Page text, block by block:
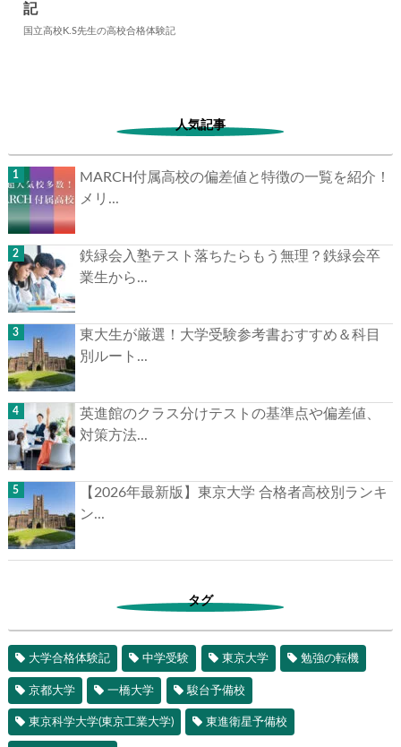
高校合格体験記
記
国立高校K.S先生の高校合格体験記
人気記事
MARCH付属高校の偏差値と特徴の一覧を紹介！
メリ...
鉄緑会入塾テスト落ちたらもう無理？鉄緑会卒
業生から...
東大生が厳選！大学受験参考書おすすめ＆科目
別ルート...
英進館のクラス分けテストの基準点や偏差値、
対策方法...
【2026年最新版】東京大学 合格者高校別ランキ
ン...
タグ
大学合格体験記 中学受験 東京大学 勉強の転機
京都大学 一橋大学 駿台予備校
東京科学大学(東京工業大学) 東進衛星予備校